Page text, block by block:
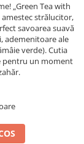
„Green Tea with
amestec strălucitor,
savoarea suavă
ademenitoare ale
verde). Cutia
pentru un moment